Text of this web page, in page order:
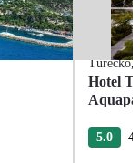
Turecko,
Hotel
5.0 4